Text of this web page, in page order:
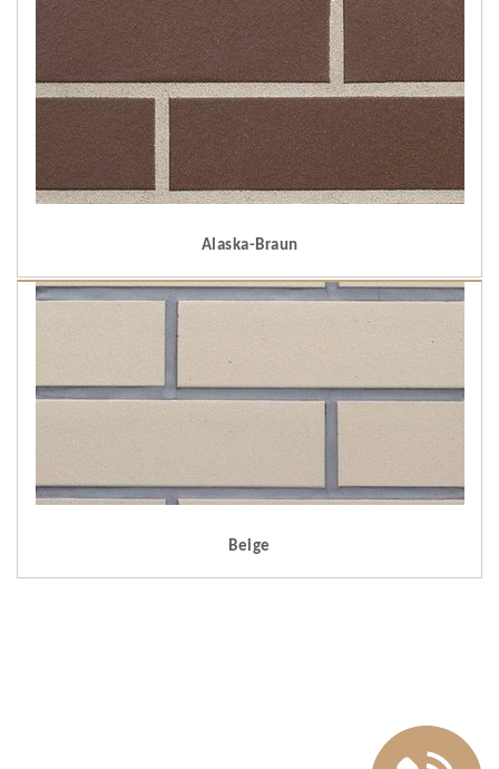
Alaska-Braun
Beige